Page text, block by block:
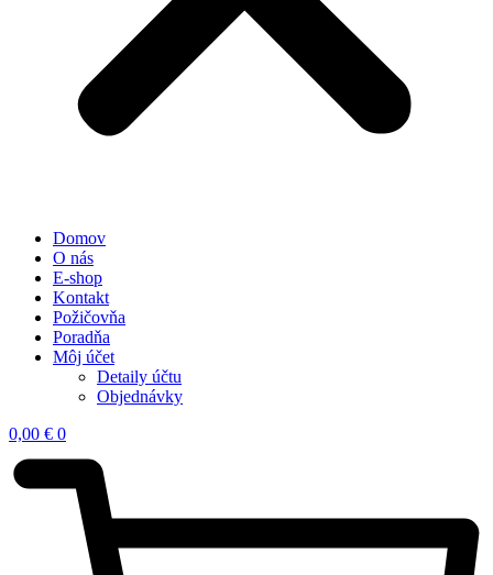
Domov
O nás
E-shop
Kontakt
Požičovňa
Poradňa
Môj účet
Detaily účtu
Objednávky
0,00 € 0